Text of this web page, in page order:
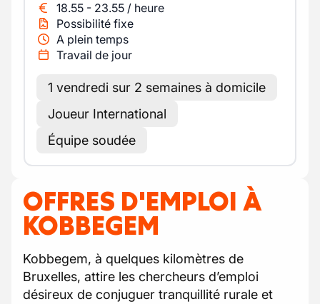
18.55 - 23.55 / heure
Possibilité fixe
A plein temps
Travail de jour
1 vendredi sur 2 semaines à domicile
Joueur International
Équipe soudée
OFFRES D'EMPLOI À
KOBBEGEM
Kobbegem, à quelques kilomètres de
Bruxelles, attire les chercheurs d’emploi
désireux de conjuguer tranquillité rurale et